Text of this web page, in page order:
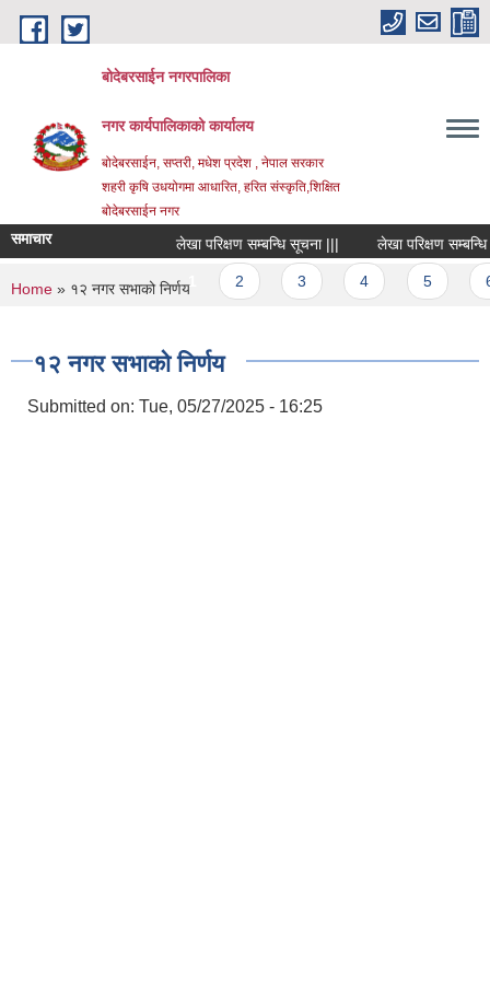
Skip to main content
बोदेबरसाईन नगरपालिका
नगर कार्यपालिकाको कार्यालय
बोदेबरसाईन, सप्तरी, मधेश प्रदेश , नेपाल सरकार
शहरी कृषि उधयोगमा आधारित, हरित संस्कृति,शिक्षित
बोदेबरसाईन नगर
समाचार लेखा परिक्षण सम्बन्धि सूचना ||| लेखा परिक्षण सम्बन्धि
Pages
1
You are here
Home » १२ नगर सभाको निर्णय
१२ नगर सभाको निर्णय
Submitted on: Tue, 05/27/2025 - 16:25